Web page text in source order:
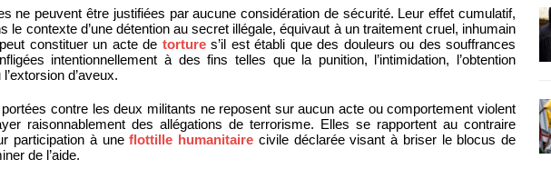
ne peuvent être justifiées par aucune considération de sécurité. Leur effet cumulatif,
le contexte d’une détention au secret illégale, équivaut à un traitement cruel, inhumain
constituer un acte de tortures’il est établi que des douleurs ou des souffrances
intentionnellement à des fins telles que la punition, l’intimidation, l’obtention
d’aveux.
contre les deux militants ne reposent sur aucun acte ou comportement violent
raisonnablement des allégations de terrorisme. Elles se rapportent au contraire
participation à uneflottille humanitaire civile déclarée visant à briser le blocus de
de l’aide.